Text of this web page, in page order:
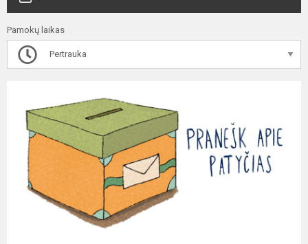
Pamokų laikas
Pertrauka